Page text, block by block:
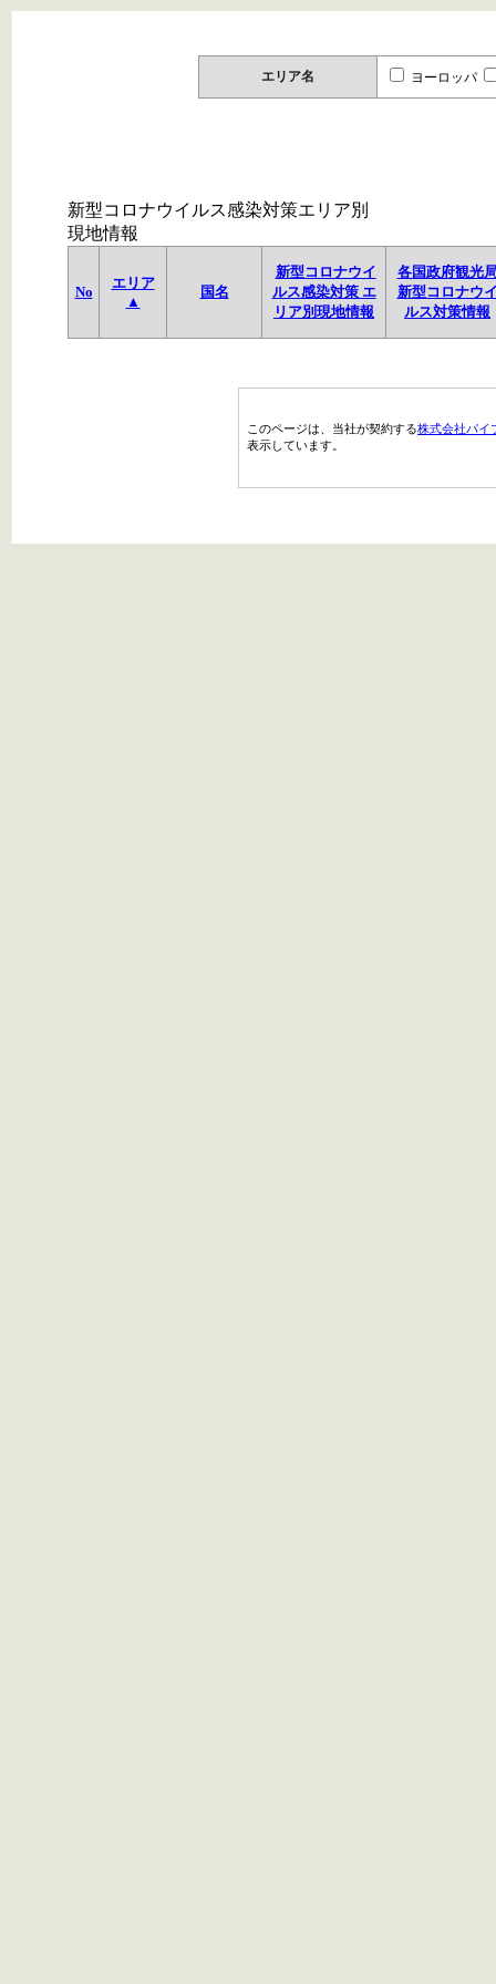
エリア名 ヨーロッパ
新型コロナウイルス感染対策エリア別
現地情報
No
エリア
▲
国名
新型コロナウイ
ルス感染対策 エ
リア別現地情報
各国政府観光
新型コロナウ
ルス対策情報
このページは、当社が契約する株式会社パイ
表示しています。